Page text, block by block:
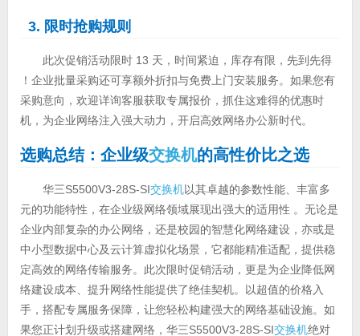
3. 限时抢购规则
此次促销活动限时 13 天，时间紧迫，库存有限，先到先得
！企业批量采购还可享额外折扣与免费上门安装服务。如果您有
采购意向，欢迎详询客服获取专属报价，抓住这难得的优惠时
机，为企业网络注入强大动力，开启高效网络办公新时代。
选购总结：企业级交换机的高性价比之选
华三S5500V3-28S-SI交换机以其卓越的参数性能、丰富多
元的功能特性，在企业级网络领域展现出强大的适用性 。无论是
企业内部复杂的办公网络，还是校园的智慧化网络建设，亦或是
中小型数据中心及云计算虚拟化场景，它都能精准适配，提供稳
定高效的网络传输服务。此次限时促销活动，更是为企业降低网
络建设成本、提升网络性能提供了绝佳契机。以超值的价格入
手，搭配专属服务保障，让您轻松构建强大的网络基础设施。如
果您正计划升级或搭建网络，华三S5500V3-28S-SI交换机绝对